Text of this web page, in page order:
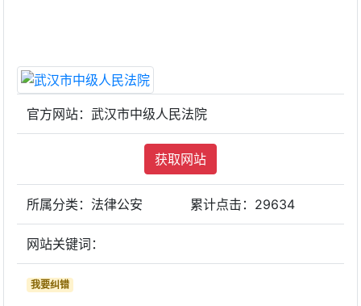
官方网站：武汉市中级人民法院
获取网站
所属分类：法律公安 累计点击： 29634
网站关键词：
我要纠错